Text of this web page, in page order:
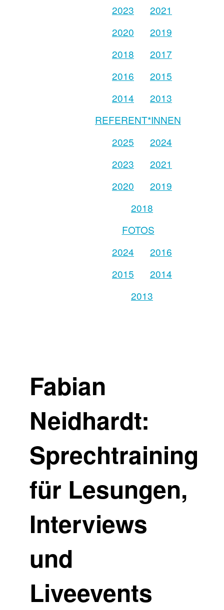
2023
2021
2020
2019
2018
2017
2016
2015
2014
2013
REFERENT*INNEN
2025
2024
2023
2021
2020
2019
2018
FOTOS
2024
2016
2015
2014
2013
Fabian
Neidhardt:
Sprechtraining
für Lesungen,
Interviews
und
Liveevents